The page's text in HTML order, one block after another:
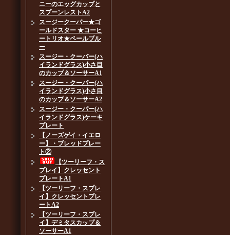
ニーのエッグカップと
スプーンレストA2
スージークーパー★ゴ
ールドスター ★コーヒ
ートリオ★ペールブル
ー
スージー・クーパー(ハ
イランドグラス)小さ目
のカップ＆ソーサーA1
スージー・クーパー(ハ
イランドグラス)小さ目
のカップ＆ソーサーA2
スージー・クーパー(ハ
イランドグラス)ケーキ
プレート
【ノーズゲイ・イエロ
ー】・ブレッドプレー
ト②
【ツーリーフ・ス
プレイ】クレッセント
プレートA1
【ツーリーフ・スプレ
イ】クレッセントプレ
ートA2
【ツーリーフ・スプレ
イ】デミタスカップ＆
ソーサーA1